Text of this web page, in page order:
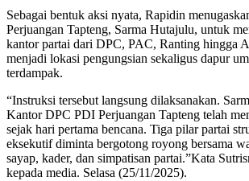
Sebagai bentuk aksi nyata, Rapidin
Perjuangan Tapteng, Sarma Hutajulu, untuk
kantor partai dari DPC, PAC, Ranting hingga
menjadi lokasi pengungsian sekaligus dapur
terdampak.
“Instruksi tersebut langsung dilaksanakan.
Kantor DPC PDI Perjuangan Tapteng telah
sejak hari pertama bencana. Tiga pilar partai
eksekutif diminta bergotong royong bersama
sayap, kader, dan simpatisan partai.”Kata
kepada media. Selasa (25/11/2025).